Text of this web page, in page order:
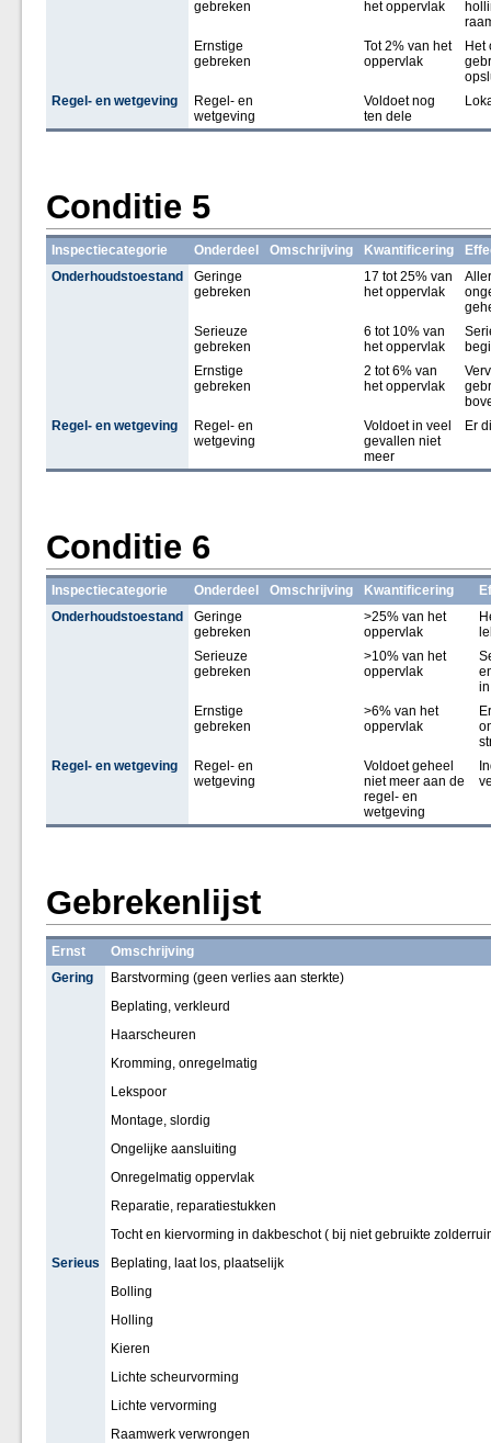
gebreken het oppervlak
Ernstige
gebreken
Tot 2% van het
oppervlak
Het
Regel- en wetgeving
Regel- en
wetgeving
Voldoet nog
ten dele
Conditie 5
Inspectiecategorie Onderdeel Omschrijving Kwantificering
Onderhoudstoestand
Geringe
gebreken
17 tot 25% van
het oppervlak
Serieuze
gebreken
6 tot 10% van
het oppervlak
Ernstige
gebreken
2 tot 6% van
het oppervlak
Regel- en wetgeving
Regel- en
wetgeving
Voldoet in veel
gevallen niet
meer
Er
Conditie 6
Inspectiecategorie Onderdeel Omschrijving Kwantificering
Onderhoudstoestand
Geringe
gebreken
>25% van het
oppervlak
Serieuze
gebreken
>10% van het
oppervlak
Ernstige
gebreken
>6% van het
oppervlak
Regel- en wetgeving
Regel- en
wetgeving
Voldoet geheel
niet meer aan de
regel- en
wetgeving
Gebrekenlijst
Ernst
Omschrijving
Gering
Barstvorming (geen verlies aan sterkte)
Beplating, verkleurd
Haarscheuren
Kromming, onregelmatig
Lekspoor
Montage, slordig
Ongelijke aansluiting
Onregelmatig oppervlak
Reparatie, reparatiestukken
Tocht en kiervorming in dakbeschot ( bij niet gebruikte
Serieus
Beplating, laat los, plaatselijk
Bolling
Holling
Kieren
Lichte scheurvorming
Lichte vervorming
Raamwerk verwrongen